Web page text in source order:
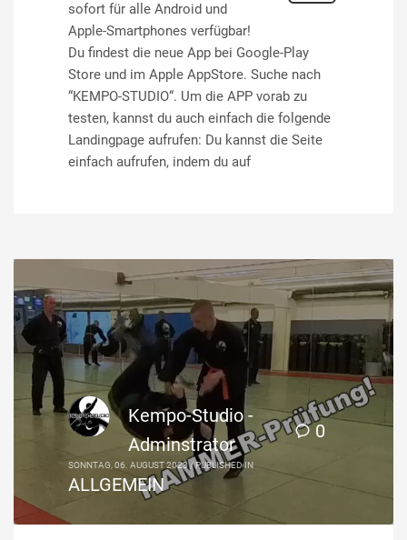
sofort für alle Android und
Apple-Smartphones verfügbar!
Du findest die neue App bei Google-Play
Store und im Apple AppStore. Suche nach
“KEMPO-STUDIO“. Um die APP vorab zu
testen, kannst du auch einfach die folgende
Landingpage aufrufen: Du kannst die Seite
einfach aufrufen, indem du auf
0
Kempo-Studio -
Adminstrator
SONNTAG, 06. AUGUST 2023 / PUBLISHED IN
ALLGEMEIN